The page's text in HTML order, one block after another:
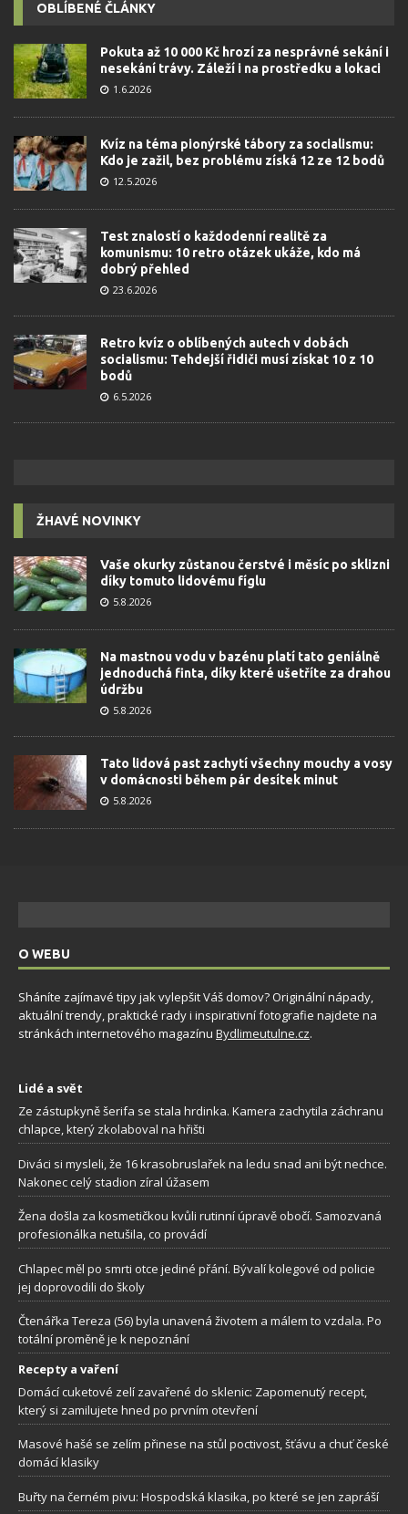
OBLÍBENÉ ČLÁNKY
Pokuta až 10 000 Kč hrozí za nesprávné sekání i
nesekání trávy. Záleží i na prostředku a lokaci
1.6.2026
Kvíz na téma pionýrské tábory za socialismu:
Kdo je zažil, bez problému získá 12 ze 12 bodů
12.5.2026
Test znalostí o každodenní realitě za
komunismu: 10 retro otázek ukáže, kdo má
dobrý přehled
23.6.2026
Retro kvíz o oblíbených autech v dobách
socialismu: Tehdejší řidiči musí získat 10 z 10
bodů
6.5.2026
ŽHAVÉ NOVINKY
Vaše okurky zůstanou čerstvé i měsíc po sklizni
díky tomuto lidovému fíglu
5.8.2026
Na mastnou vodu v bazénu platí tato geniálně
jednoduchá finta, díky které ušetříte za drahou
údržbu
5.8.2026
Tato lidová past zachytí všechny mouchy a vosy
v domácnosti během pár desítek minut
5.8.2026
O WEBU
Sháníte zajímavé tipy jak vylepšit Váš domov? Originální nápady,
aktuální trendy, praktické rady i inspirativní fotografie najdete na
stránkách internetového magazínu Bydlimeutulne.cz.
Lidé a svět
Ze zástupkyně šerifa se stala hrdinka. Kamera zachytila záchranu
chlapce, který zkolaboval na hřišti
Diváci si mysleli, že 16 krasobruslařek na ledu snad ani být nechce.
Nakonec celý stadion zíral úžasem
Žena došla za kosmetičkou kvůli rutinní úpravě obočí. Samozvaná
profesionálka netušila, co provádí
Chlapec měl po smrti otce jediné přání. Bývalí kolegové od policie
jej doprovodili do školy
Čtenářka Tereza (56) byla unavená životem a málem to vzdala. Po
totální proměně je k nepoznání
Recepty a vaření
Domácí cuketové zelí zavařené do sklenic: Zapomenutý recept,
který si zamilujete hned po prvním otevření
Masové hašé se zelím přinese na stůl poctivost, šťávu a chuť české
domácí klasiky
Buřty na černém pivu: Hospodská klasika, po které se jen zapráší